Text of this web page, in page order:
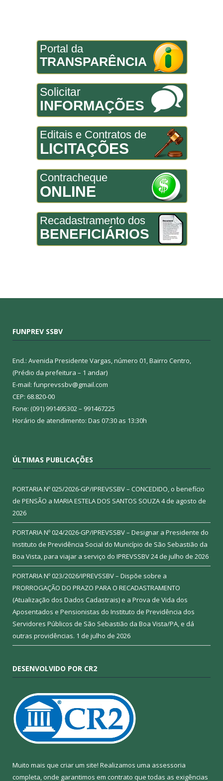
Portal da
TRANSPARÊNCIA
Solicitar
INFORMAÇÕES
Editais e Contratos de
LICITAÇÕES
Contracheque
ONLINE
Recadastramento dos
BENEFICIÁRIOS
FUNPREV SSBV
End.: Avenida Presidente Vargas, número 01, Bairro Centro,
(Prédio da prefeitura – 1 andar)
E-mail: funprevssbv@gmail.com
CEP: 68.820-00
Fone: (091) 991495302 – 991467225
Horário de atendimento: Das 07:30 as 13:30h
ÚLTIMAS PUBLICAÇÕES
PORTARIA Nº 025/2026-GP/IPREVSSBV – CONCEDIDO, o benefício
de PENSÃO a MARIA ESTELA DOS SANTOS SOUZA4 de agosto de
2026
PORTARIA Nº 024/2026-GP/IPREVSSBV – Designar a Presidente do
Instituto de Previdência Social do Município de São Sebastião da
Boa Vista, para viajar a serviço do IPREVSSBV24 de julho de 2026
PORTARIA Nº 023/2026/IPREVSSBV – Dispõe sobre a
PRORROGAÇÃO DO PRAZO PARA O RECADASTRAMENTO
(Atualização dos Dados Cadastrais) e a Prova de Vida dos
Aposentados e Pensionistas do Instituto de Previdência dos
Servidores Públicos de São Sebastião da Boa Vista/PA, e dá
outras providências. 1 de julho de 2026
DESENVOLVIDO POR CR2
Muito mais que criar um site! Realizamos uma assessoria
completa, onde garantimos em contrato que todas as exigências